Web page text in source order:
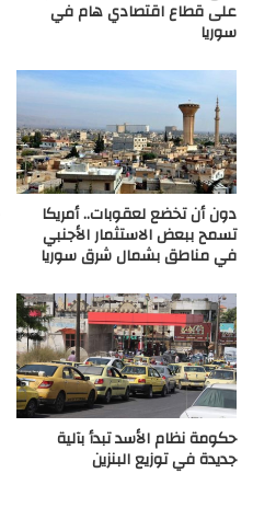
على قطاع اقتصادي هام في
سوريا
دون أن تخضع لعقوبات.. أمريكا
تسمح ببعض الاستثمار الأجنبي
في مناطق بشمال شرق سوريا
حكومة نظام الأسد تبدأ بآلية
جديدة في توزيع البنزين